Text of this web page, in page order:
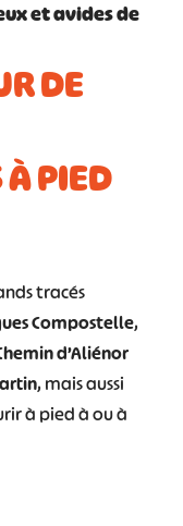
et avides de
DE
À PIED
tracés
Compostelle,
d’Aliénor
, mais aussi
à pied à ou à